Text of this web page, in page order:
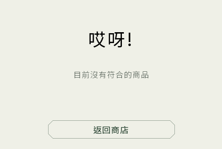
哎呀!
目前沒有符合的商品
返回商店